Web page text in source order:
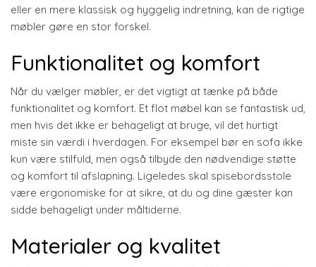
eller en mere klassisk og hyggelig indretning, kan de rigtige
møbler gøre en stor forskel.
Funktionalitet og komfort
Når du vælger møbler, er det vigtigt at tænke på både
funktionalitet og komfort. Et flot møbel kan se fantastisk ud,
men hvis det ikke er behageligt at bruge, vil det hurtigt
miste sin værdi i hverdagen. For eksempel bør en sofa ikke
kun være stilfuld, men også tilbyde den nødvendige støtte
og komfort til afslapning. Ligeledes skal spisebordsstole
være ergonomiske for at sikre, at du og dine gæster kan
sidde behageligt under måltiderne.
Materialer og kvalitet